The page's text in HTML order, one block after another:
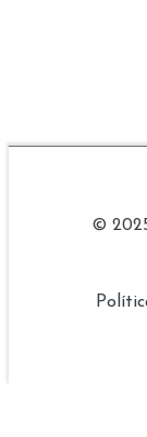
©